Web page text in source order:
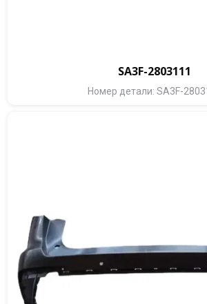
SA3F-2803111
Номер детали: SA3F-